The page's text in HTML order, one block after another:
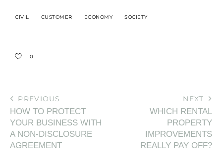
CIVIL CUSTOMER ECONOMY SOCIETY
0
PREVIOUS
HOW TO PROTECT
YOUR BUSINESS WITH
A NON-DISCLOSURE
AGREEMENT
NEXT
WHICH RENTAL
PROPERTY
IMPROVEMENTS
REALLY PAY OFF?